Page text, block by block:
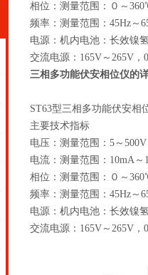
相位：测量范围：０～
频率：测量范围：45Hz～
电源：机内电池：长效镍
交流电源：165V～265V，
三相多功能伏安相位仪的
ST63型三相多功能伏安相
主要技术指标
电压：测量范围：5～
电流：测量范围：10mA
相位：测量范围：０～
频率：测量范围：45Hz～
电源：机内电池：长效镍
交流电源：165V～265V，